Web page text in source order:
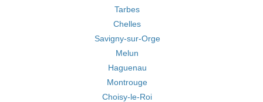
Tarbes
Chelles
Savigny-sur-Orge
Melun
Haguenau
Montrouge
Choisy-le-Roi